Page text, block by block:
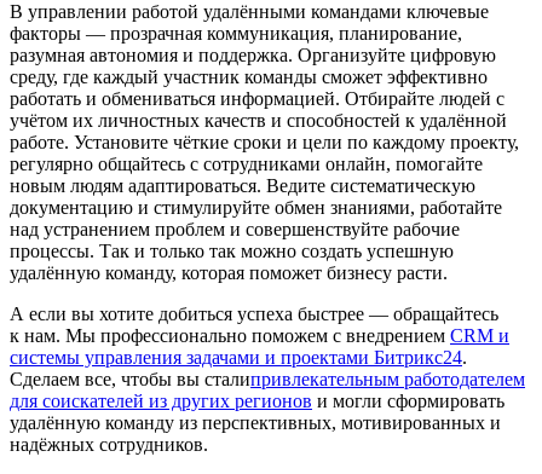
В управлении работой удалёнными командами ключевые
факторы — прозрачная коммуникация, планирование,
разумная автономия и поддержка. Организуйте цифровую
среду, где каждый участник команды сможет эффективно
работать и обмениваться информацией. Отбирайте людей с
учётом их личностных качеств и способностей к удалённой
работе. Установите чёткие сроки и цели по каждому проекту,
регулярно общайтесь с сотрудниками онлайн, помогайте
новым людям адаптироваться. Ведите систематическую
документацию и стимулируйте обмен знаниями, работайте
над устранением проблем и совершенствуйте рабочие
процессы. Так и только так можно создать успешную
удалённую команду, которая поможет бизнесу расти.
А если вы хотите добиться успеха быстрее — обращайтесь
к нам. Мы профессионально поможем с внедрением CRM и
системы управления задачами и проектами Битрикс24.
Сделаем все, чтобы вы сталипривлекательным работодателем
для соискателей из других регионов и могли сформировать
удалённую команду из перспективных, мотивированных и
надёжных сотрудников.